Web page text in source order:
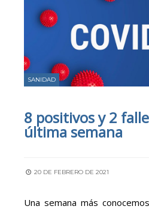
SANIDAD
8 positivos y 2
última semana
20 DE FEBRERO DE 2021
Una semana más